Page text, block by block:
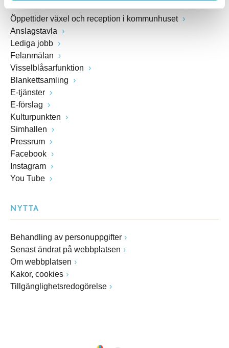
Öppettider växel och reception i kommunhuset
Anslagstavla
Lediga jobb
Felanmälan
Visselblåsarfunktion
Blankettsamling
E-tjänster
E-förslag
Kulturpunkten
Simhallen
Pressrum
Facebook
Instagram
You Tube
NYTTA
Behandling av personuppgifter
Senast ändrat på webbplatsen
Om webbplatsen
Kakor, cookies
Tillgänglighetsredogörelse